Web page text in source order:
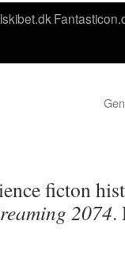
ficton
2074.